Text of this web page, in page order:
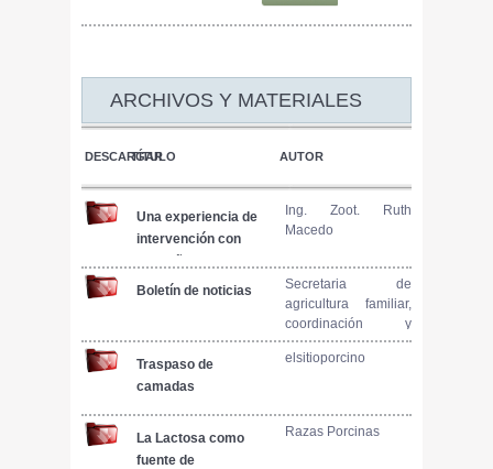
ARCHIVOS Y MATERIALES
DESCARGAR
TÍTULO AUTOR
Una experiencia de
intervención con
pequeños
productores Grupo
Ing. Zoot. Ruth
Macedo
Boletín de noticias
Secretaria de
agricultura familiar,
coordinación y
desarrollo territorial.
Traspaso de
camadas
elsitioporcino
La Lactosa como
fuente de
Razas Porcinas